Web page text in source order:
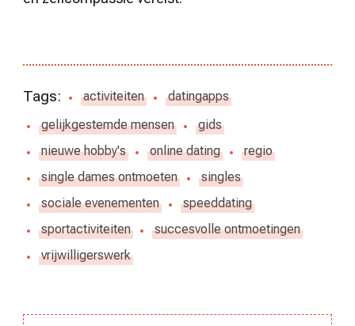
Tags: activiteiten
datingapps
gelijkgestemde mensen
gids
nieuwe hobby's
online dating
regio
single dames ontmoeten
singles
sociale evenementen
speeddating
sportactiviteiten
succesvolle ontmoetingen
vrijwilligerswerk